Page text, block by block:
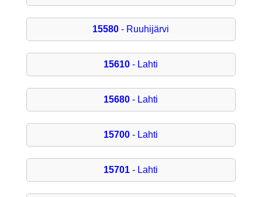
15580 - Ruuhijärvi
15610 - Lahti
15680 - Lahti
15700 - Lahti
15701 - Lahti